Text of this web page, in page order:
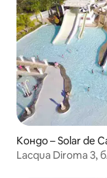
Кондо – Solar de
Lacqua Diroma 3,